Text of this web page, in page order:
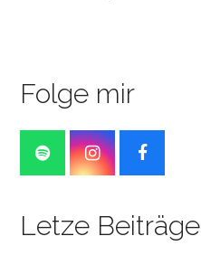
Folge mir
S
p
i
I
n
a
F
a
b
Letze Beiträge